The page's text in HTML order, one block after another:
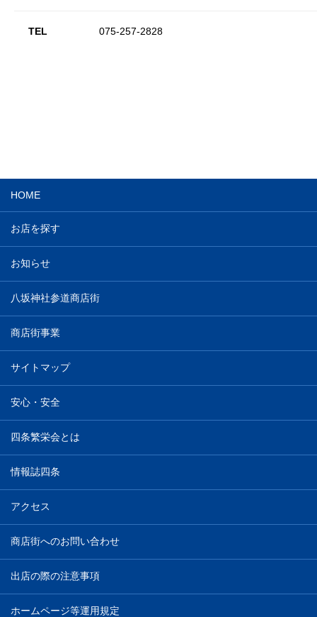
TEL 075-257-2828
HOME
お店を探す
お知らせ
八坂神社参道商店街
商店街事業
サイトマップ
安心・安全
四条繁栄会とは
情報誌四条
アクセス
商店街へのお問い合わせ
出店の際の注意事項
ホームページ等運用規定